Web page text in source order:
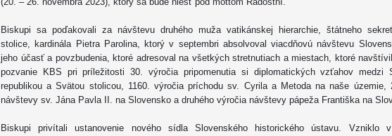
Biskupi sa poďakovali za návštevu druhého muža vatikánskej hierarchie, štátneho
stolice, kardinála Pietra Parolina, ktorý v septembri absolvoval viacdňovú návštevu
jeho účasť a povzbudenia, ktoré adresoval na všetkých stretnutiach a miestach, ktoré
pozvanie KBS pri príležitosti 30. výročia pripomenutia si diplomatických vzťahov medzi
republikou a Svätou stolicou, 1160. výročia príchodu sv. Cyrila a Metoda na naše územie,
návštevy sv. Jána Pavla II. na Slovensko a druhého výročia návštevy pápeža Františka na
Biskupi privítali ustanovenie nového sídla Slovenského historického ústavu. Vzniklo